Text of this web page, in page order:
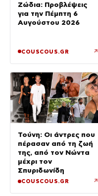
Ζώδια: Προβλέψεις
για την Πέμπτη 6
Αυγούστου 2026
COUSCOUS.GR ↗
Τούνη: Οι άντρες που
πέρασαν από τη ζωή
της, από τον Νώντα
μέχρι τον
Σπυριδωνίδη
COUSCOUS.GR ↗